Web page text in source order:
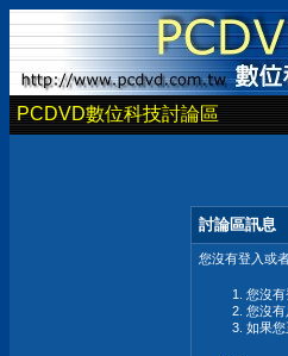
PCDVD數位科技討論區
討論區訊息
您沒有登入或
您沒有
您沒
如果